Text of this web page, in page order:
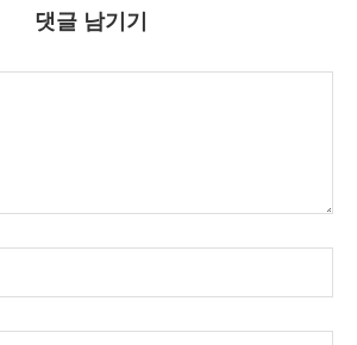
댓글 남기기